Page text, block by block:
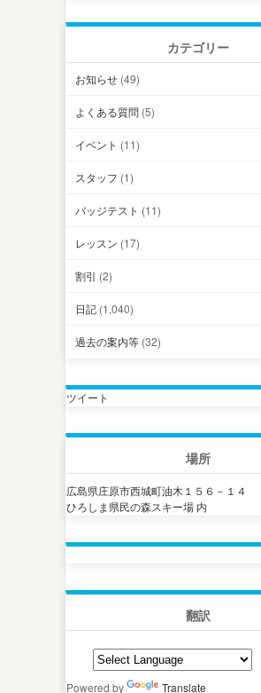
カテゴリー
お知らせ (49)
よくある質問 (5)
イベント (11)
スタッフ (1)
バッジテスト (11)
レッスン (17)
割引 (2)
日記 (1,040)
過去の案内等 (32)
ツイート
場所
広島県庄原市西城町油木１５６－１４
ひろしま県民の森スキー場 内
翻訳
Powered by Translate